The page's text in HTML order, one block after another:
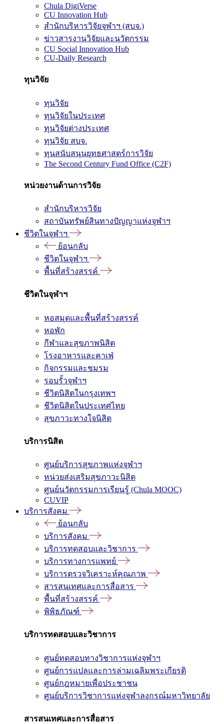
Chula DigiVerse
CU Innovation Hub
สำนักบริหารวิจัยจุฬาฯ (สบจ.)
ข่าวสารงานวิจัยและนวัตกรรม
CU Social Innovation Hub
CU-Daily Research
ทุนวิจัย
ทุนวิจัย
ทุนวิจัยในประเทศ
ทุนวิจัยต่างประเทศ
ทุนวิจัย สบจ.
ทุนสนับสนุนยุทธศาสตร์การวิจัย
The Second Century Fund Office (C2F)
หน่วยงานด้านการวิจัย
สำนักบริหารวิจัย
สถาบันทรัพย์สินทางปัญญาแห่งจุฬาฯ
ชีวิตในจุฬาฯ
ย้อนกลับ
ชีวิตในจุฬาฯ
พื้นที่สร้างสรรค์
ชีวิตในจุฬาฯ
หอสมุดและพื้นที่สร้างสรรค์
หอพัก
กีฬาและสุขภาพนิสิต
โรงอาหารและคาเฟ่
กิจกรรมและชมรม
รอบรั้วจุฬาฯ
ชีวิตนิสิตในกรุงเทพฯ
ชีวิตนิสิตในประเทศไทย
สุขภาวะทางใจนิสิต
บริการนิสิต
ศูนย์บริการสุขภาพแห่งจุฬาฯ
หน่วยส่งเสริมสุขภาวะนิสิต
ศูนย์นวัตกรรมการเรียนรู้ (Chula MOOC)
CUVIP
บริการสังคม
ย้อนกลับ
บริการสังคม
บริการทดสอบและวิชาการ
บริการทางการแพทย์
บริการตรวจวิเคราะห์คุณภาพ
สารสนเทศและการสื่อสาร
พื้นที่สร้างสรรค์
พิพิธภัณฑ์
บริการทดสอบและวิชาการ
ศูนย์ทดสอบทางวิชาการแห่งจุฬาฯ
ศูนย์การแปลและการล่ามเฉลิมพระเกียรติ
ศูนย์กฎหมายเพื่อประชาชน
ศูนย์บริการวิชาการแห่งจุฬาลงกรณ์มหาวิทยาลัย
สารสนเทศและการสื่อสาร